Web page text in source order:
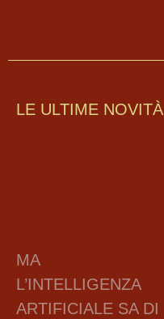
LE ULTIME NOVITÀ
MA
L’INTELLIGENZA
ARTIFICIALE SA DI